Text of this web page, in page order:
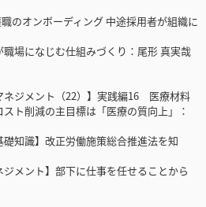
オンボーディング 中途採用者が組織に
職場になじむ仕組みづくり：尾形 真実哉
ネジメント（22）】実践編16 医療材料
ト削減の主目標は「医療の質向上」：
礎知識】改正労働施策総合推進法を知
ジメント】部下に仕事を任せることから